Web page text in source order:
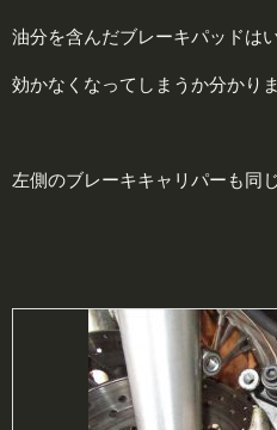
油分を含んだブレーキパッドは
効かなくなってしまうか分かり
左側のブレーキキャリパーも同